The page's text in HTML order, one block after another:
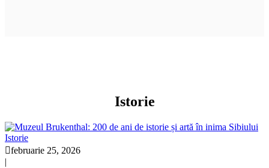
Istorie
Istorie
februarie 25, 2026
|